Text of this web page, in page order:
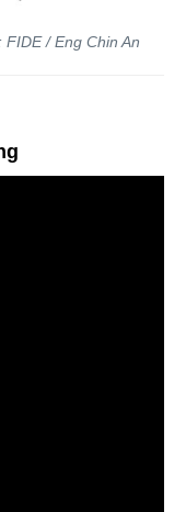
/ Eng Chin An